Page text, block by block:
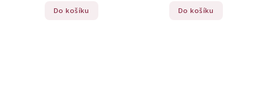
Do košíku Do košíku